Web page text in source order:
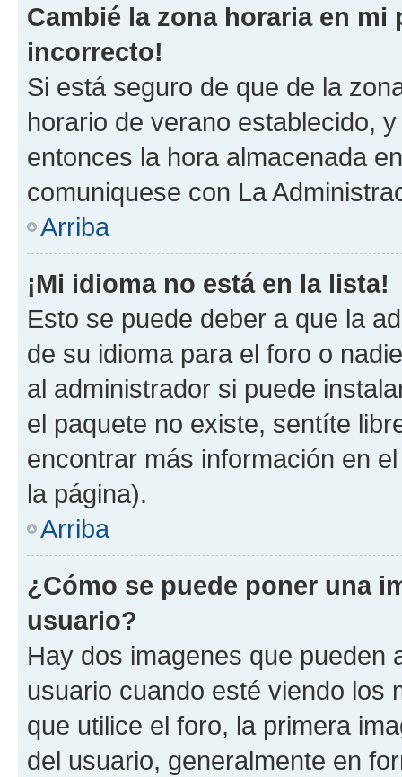
Cambié la zona horaria en
incorrecto!
Si está seguro de que de la
horario de verano establecido,
entonces la hora almacenada
comuniquese con La
Arriba
¡Mi idioma no está en la lista!
Esto se puede deber a que la
de su idioma para el foro o
al administrador si puede
el paquete no existe, sentíte
encontrar más información en
la página).
Arriba
¿Cómo se puede poner una
usuario?
Hay dos imagenes que pueden
usuario cuando esté viendo los
que utilice el foro, la primera
del usuario, generalmente en